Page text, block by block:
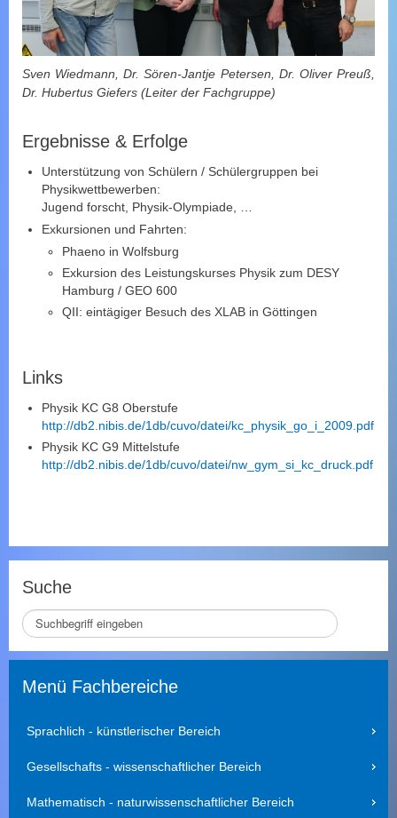
Sven Wiedmann, Dr. Sören-Jantje Petersen, Dr. Oliver Preuß,
Dr. Hubertus Giefers (Leiter der Fachgruppe)
Ergebnisse & Erfolge
Unterstützung von Schülern / Schülergruppen bei
Physikwettbewerben:
Jugend forscht, Physik-Olympiade, …
Exkursionen und Fahrten:
Phaeno in Wolfsburg
Exkursion des Leistungskurses Physik zum DESY
Hamburg / GEO 600
QII: eintägiger Besuch des XLAB in Göttingen
Links
Physik KC G8 Oberstufe
http://db2.nibis.de/1db/cuvo/datei/kc_physik_go_i_2009.pdf
Physik KC G9 Mittelstufe
http://db2.nibis.de/1db/cuvo/datei/nw_gym_si_kc_druck.pdf
Suche
S
e
i
e
u
c
s
Menü Fachbereiche
Sprachlich - künstlerischer Bereich
Gesellschafts - wissenschaftlicher Bereich
Mathematisch - naturwissenschaftlicher Bereich